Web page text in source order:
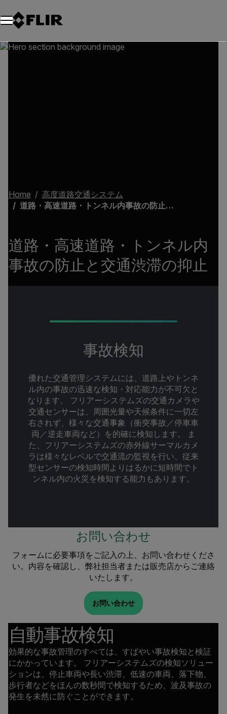
Home
高度道路交通システム
道路・高速道路・トンネル内事故の防止と交通渋滞の抑止(2)
道路・高速道路・トンネル内
事故の防止と交通渋滞の抑止
事故検知
優れた交通管理システムには、道路上やトンネ
ル内の事故の迅速な検知・対応能力が不可欠と
なります。 フリアーシステムズの交通カメラや
交通センサーは、周囲光量や天候条件に一切左
右されず、様々な交通事象（衝突事故／停車車
両／逆走車両など）を的確に検知します。 ま
た、フリアーシステムズの赤外線サーマルカメ
ラは様々なレベルで交通流の監視を行い、従来
型センサーの検知時間よりはるかに短時間でト
ンネル内の火災を検知する能力もあります。
お問い合わせ
フォームに必要事項をご記入の上、お問い合わせくださ
い。内容を確認し、弊社担当者または販売店からご連絡
いたします。
お問い合わせ
自動事故検知
効果的な事故管理のすべては、すばやい事故検知と検証
にかかっています。 フリアーシステムズの検知ソリュー
ションは、停止車両や長い渋滞、低速の車両、落下物、
歩行者などをほんの数秒間で検知するため、波及事故の
発生を未然に防ぐことができます。